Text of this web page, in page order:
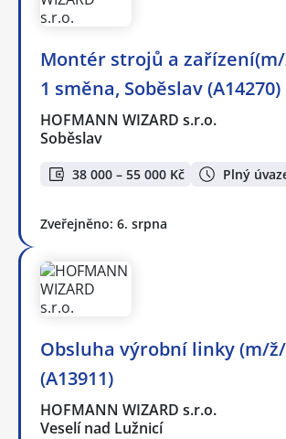
Montér strojů a zařízení(m/
1 směna, Soběslav (A14270)
HOFMANN WIZARD s.r.o.
Soběslav
38 000 – 55 000 Kč Plný
Zveřejněno: 6. srpna
Obsluha výrobní linky (m/
(A13911)
HOFMANN WIZARD s.r.o.
Veselí nad Lužnicí